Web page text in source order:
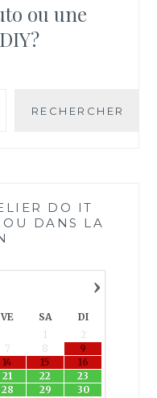
RECTANGULAIRE
?
ou une
RECHERCHER
DO IT
DANS LA
›
VE SA
DI
1
2
7 8
9
14 15
16
21 22
23
28 29
30